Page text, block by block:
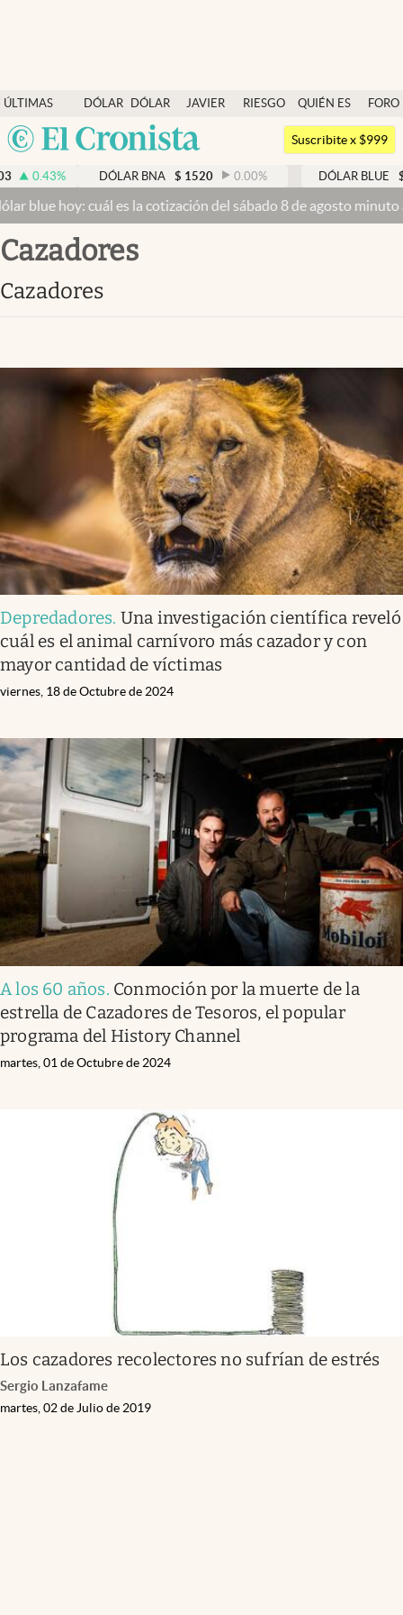
ÚLTIMAS
NOTICIAS
DÓLAR
DÓLAR
BLUE
JAVIER
RIESGO
QUIÉN ES
QUIÉN
FORO
Argentina
México
Dólar
Members
Economía y Política
Finanzas y Mercados
Mercados Online
Apertura
Infotechnology
Mundial 2026
Eventos Corporativos
El Cronista Studio
Mediakit
abre en nueva pestaña
Argentina
Suscribite x $999
0.43% DÓLAR BNA $ 1520 0.00% DÓLAR BLUE $
blue hoy: cuál es la cotización del sábado 8 de agosto minuto a
cazadores
cazadores
Depredadores. Una investigación científica reveló
cuál es el animal carnívoro más cazador y con
mayor cantidad de víctimas
viernes, 18 de Octubre de 2024
A los 60 años. Conmoción por la muerte de la
estrella de Cazadores de Tesoros, el popular
programa del History Channel
martes, 01 de Octubre de 2024
Los cazadores recolectores no sufrían de estrés
Sergio Lanzafame
martes, 02 de Julio de 2019